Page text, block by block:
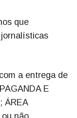
que
a entrega de
E
ÁREA
não.